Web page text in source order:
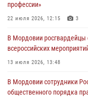
В Саранске сотрудники
03 августа 2026, 08:58
Сотрудники Росгвардии
03 августа 2026, 08:32
профессии»
22 июля 2026, 12:15 3
В Мордовии росгвардейцы
всероссийских
13 июля 2026, 13:48
В Мордовии сотрудники
общественного порядка